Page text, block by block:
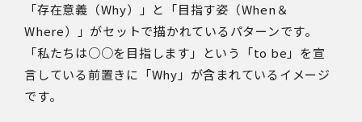
「存在意義（Why）」と「目指す姿（When＆
Where）」がセットで描かれているパターンです。
「私たちは○○を目指します」という「to be」を宣
言している前置きに「Why」が含まれているイメージ
です。